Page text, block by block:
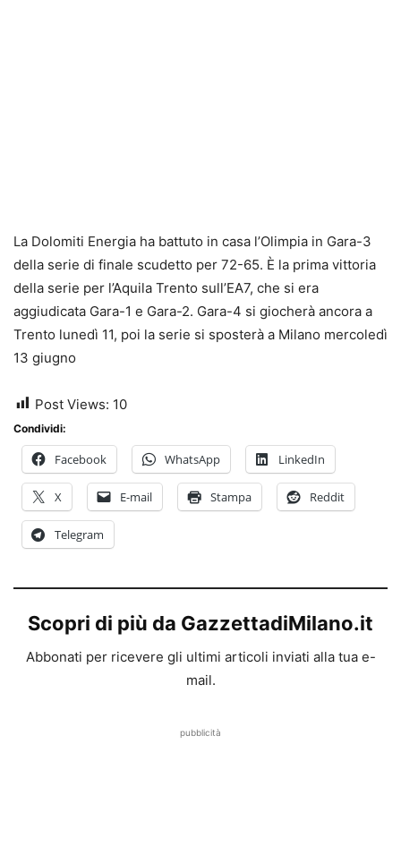
La Dolomiti Energia ha battuto in casa l’Olimpia in Gara-3
della serie di finale scudetto per 72-65. È la prima vittoria
della serie per l’Aquila Trento sull’EA7, che si era
aggiudicata Gara-1 e Gara-2. Gara-4 si giocherà ancora a
Trento lunedì 11, poi la serie si sposterà a Milano mercoledì
13 giugno
Post Views: 10
Condividi:
Facebook WhatsApp LinkedIn
X E-mail Stampa Reddit
Telegram
Scopri di più da GazzettadiMilano.it
Abbonati per ricevere gli ultimi articoli inviati alla tua e-
mail.
pubblicità